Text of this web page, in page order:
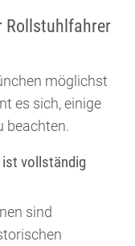
Rollstuhlfahrer
möglichst
es sich, einige
beachten.
ist vollständig
sind